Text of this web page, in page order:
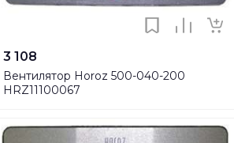
3 108
Вентилятор Horoz 500-040-200
HRZ11100067